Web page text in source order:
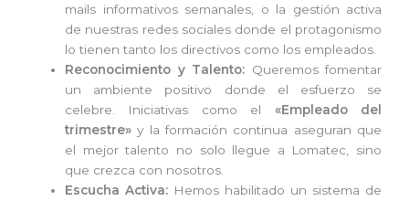
mails informativos semanales, o la gestión activa
de nuestras redes sociales donde el protagonismo
lo tienen tanto los directivos como los empleados.
Reconocimiento y Talento: Queremos fomentar
un ambiente positivo donde el esfuerzo se
celebre. Iniciativas como el «Empleado del
trimestre» y la formación continua aseguran que
el mejor talento no solo llegue a Lomatec, sino
que crezca con nosotros.
Escucha Activa: Hemos habilitado un sistema de